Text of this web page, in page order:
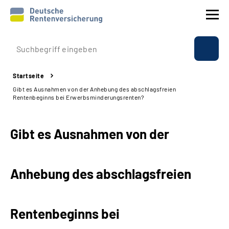
Prävention
Reha
Beratung & Kontakt
Experten
Startseite
Gibt es Ausnahmen von der Anhebung des abschlagsfreien
Rentenbeginns bei Erwerbsminderungsrenten?
Gibt es Ausnahmen von der
Anhebung des abschlagsfreien
Rentenbeginns bei